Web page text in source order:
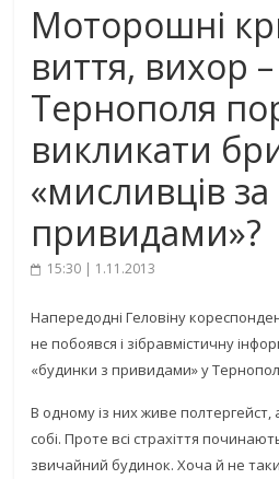
Моторошні
виття, вихор
Тернополя
викликати
«мисливців за
привидами»?
15:30 | 1.11.2013
Напередодні Геловіну
не побоявся і зібравмістичну
«будинки з привидами» у
В одному із них живе полтергейст,
собі. Проте всі страхіття
звичайний будинок. Хоча й не